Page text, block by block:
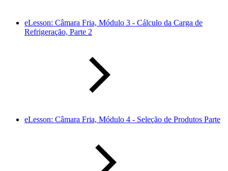
eLesson: Câmara Fria, Módulo 3 - Cálculo da Carga de
Refrigeração, Parte 2
eLesson: Câmara Fria, Módulo 4 - Seleção de Produtos Parte